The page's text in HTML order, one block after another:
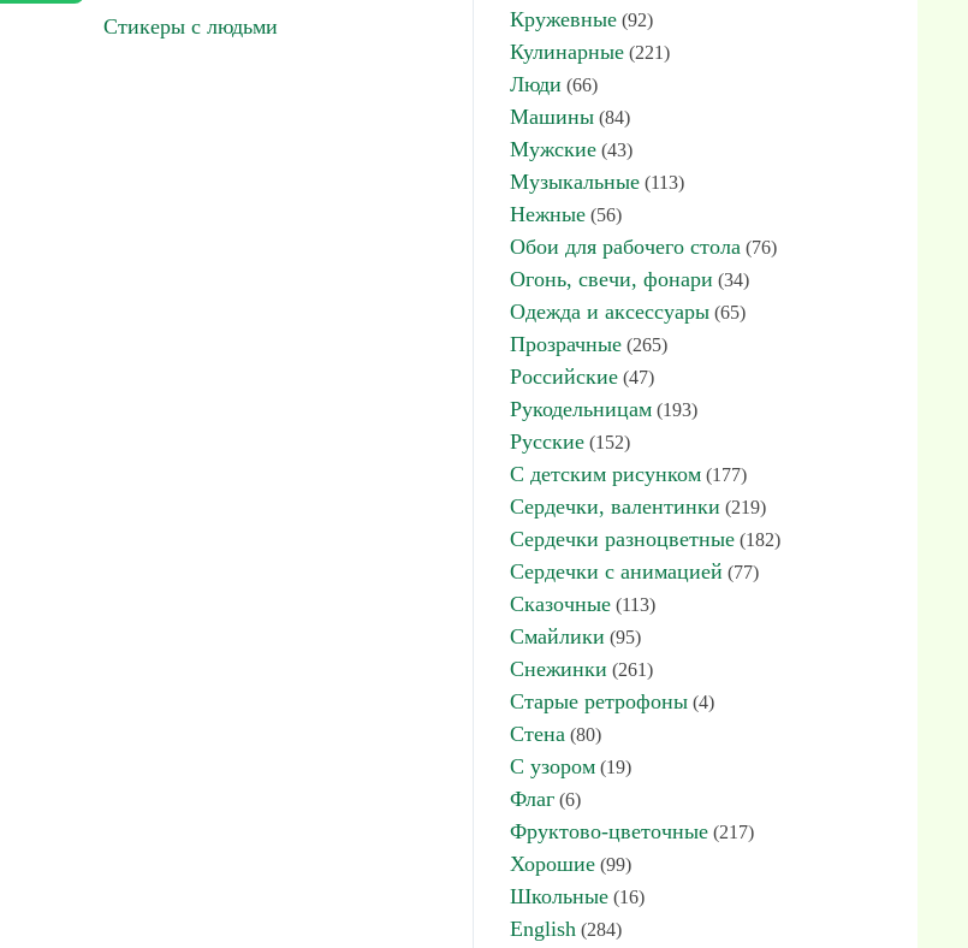
Стикеры с людьми
Кружевные (92)
Кулинарные (221)
Люди (66)
Машины (84)
Мужские (43)
Музыкальные (113)
Нежные (56)
Обои для рабочего стола (76)
Огонь, свечи, фонари (34)
Одежда и аксессуары (65)
Прозрачные (265)
Российские (47)
Рукодельницам (193)
Русские (152)
С детским рисунком (177)
Сердечки, валентинки (219)
Сердечки разноцветные (182)
Сердечки с анимацией (77)
Сказочные (113)
Смайлики (95)
Снежинки (261)
Старые ретрофоны (4)
Стена (80)
С узором (19)
Флаг (6)
Фруктово-цветочные (217)
Хорошие (99)
Школьные (16)
English (284)